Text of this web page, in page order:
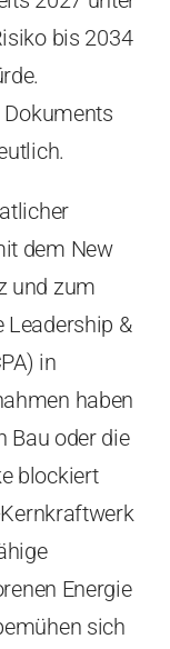
bis 2034
dem New
und zum
Leadership &
in
haben
Bau oder die
blockiert
Energie
sich